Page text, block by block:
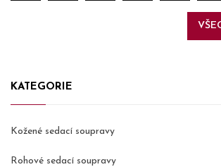
KATEGORIE
Kožené sedací soupravy
Rohové sedací soupravy